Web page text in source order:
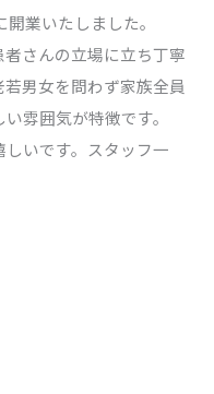
業いたしました。
さんの立場に立ち丁寧
男女を問わず家族全員
雰囲気が特徴です。
いです。スタッフ一